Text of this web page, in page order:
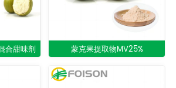
合甜味剂 蒙克果提取物MV25%